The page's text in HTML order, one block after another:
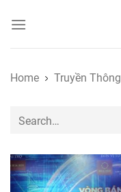
Home Truyền Thông